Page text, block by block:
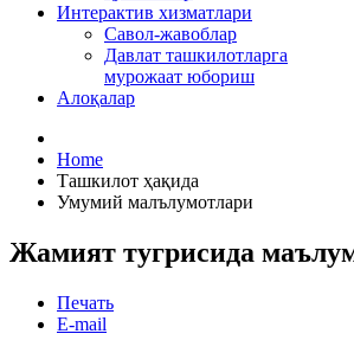
Интерактив хизматлари
Савол-жавоблар
Давлат ташкилотларга
мурожаат юбориш
Алоқалар
Home
Ташкилот ҳақида
Умумий малълумотлари
Жамият тугрисида
Печать
E-mail